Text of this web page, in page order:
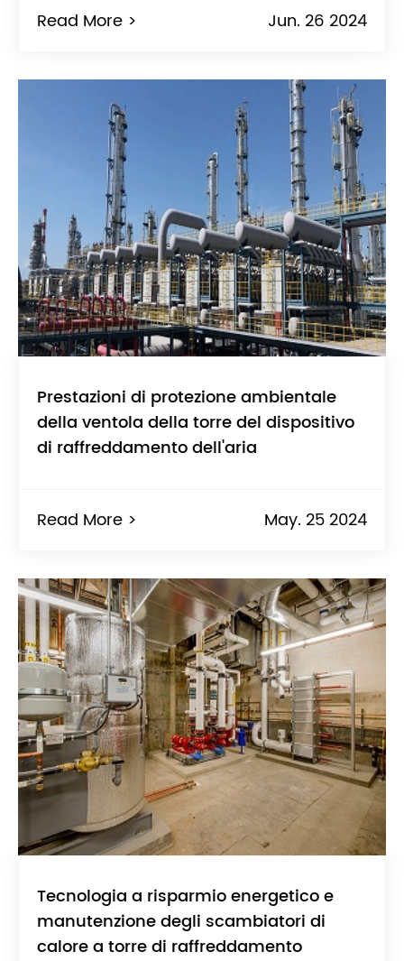
Read More > Jun. 26 2024
Prestazioni di protezione ambientale
della ventola della torre del dispositivo
di raffreddamento dell'aria
Read More > May. 25 2024
Tecnologia a risparmio energetico e
manutenzione degli scambiatori di
calore a torre di raffreddamento